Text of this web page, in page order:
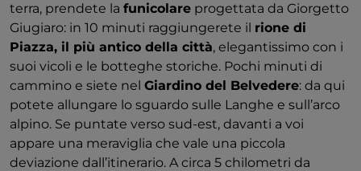
terra, prendete la funicolare progettata da Giorgetto
Giugiaro: in 10 minuti raggiungerete il rione di
Piazza, il più antico della città, elegantissimo con i
suoi vicoli e le botteghe storiche. Pochi minuti di
cammino e siete nel Giardino del Belvedere: da qui
potete allungare lo sguardo sulle Langhe e sull’arco
alpino. Se puntate verso sud-est, davanti a voi
appare una meraviglia che vale una piccola
deviazione dall’itinerario. A circa 5 chilometri da